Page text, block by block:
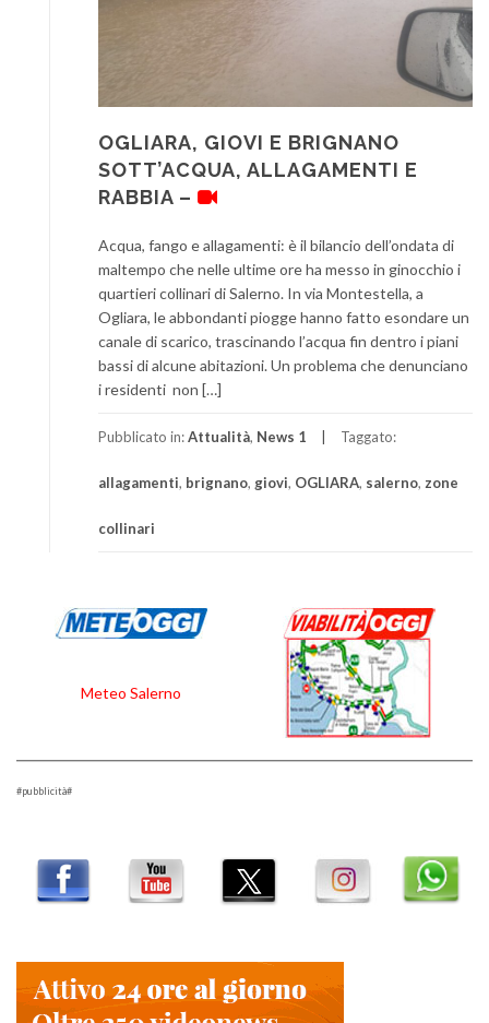
OGLIARA, GIOVI E BRIGNANO
SOTT’ACQUA, ALLAGAMENTI E
RABBIA –
Acqua, fango e allagamenti: è il bilancio dell’ondata di
maltempo che nelle ultime ore ha messo in ginocchio i
quartieri collinari di Salerno. In via Montestella, a
Ogliara, le abbondanti piogge hanno fatto esondare un
canale di scarico, trascinando l’acqua fin dentro i piani
bassi di alcune abitazioni. Un problema che denunciano
i residenti non […]
Pubblicato in:Attualità, News 1 Taggato:
allagamenti, brignano, giovi, OGLIARA, salerno, zone
collinari
Meteo Salerno
#pubblicità#